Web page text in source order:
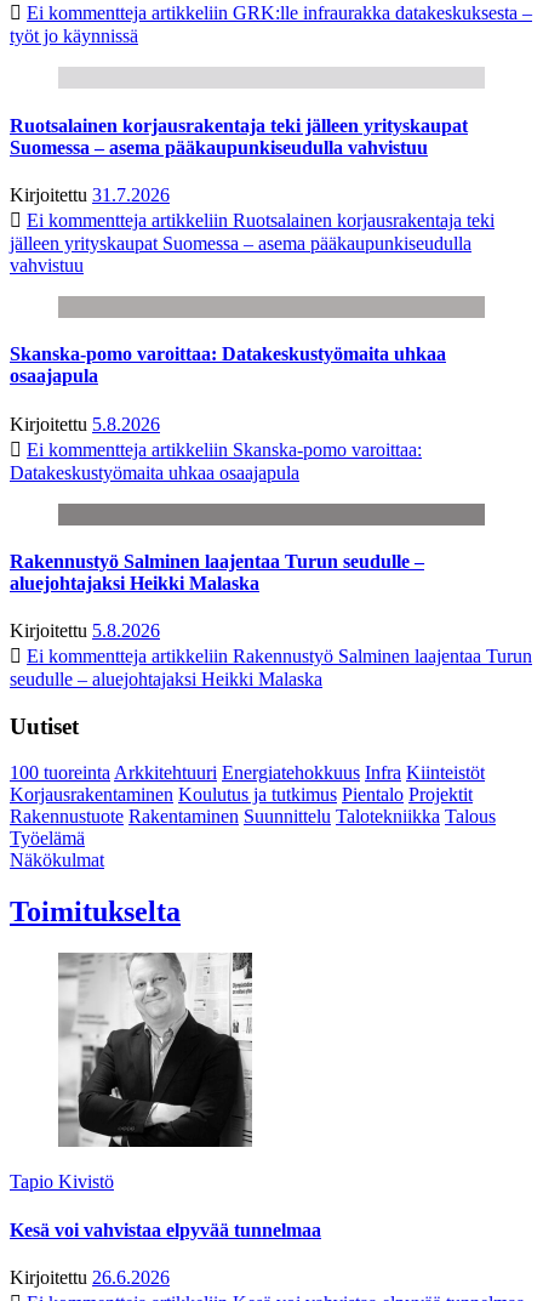
Ei kommentteja artikkeliin GRK:lle infraurakka datakeskuksesta –
työt jo käynnissä
Ruotsalainen korjausrakentaja teki jälleen yrityskaupat
Suomessa – asema pääkaupunkiseudulla vahvistuu
Kirjoitettu 31.7.2026
Ei kommentteja artikkeliin Ruotsalainen korjausrakentaja teki
jälleen yrityskaupat Suomessa – asema pääkaupunkiseudulla
vahvistuu
Skanska-pomo varoittaa: Datakeskustyömaita uhkaa
osaajapula
Kirjoitettu 5.8.2026
Ei kommentteja artikkeliin Skanska-pomo varoittaa:
Datakeskustyömaita uhkaa osaajapula
Rakennustyö Salminen laajentaa Turun seudulle –
aluejohtajaksi Heikki Malaska
Kirjoitettu 5.8.2026
Ei kommentteja artikkeliin Rakennustyö Salminen laajentaa Turun
seudulle – aluejohtajaksi Heikki Malaska
Uutiset
100 tuoreintaArkkitehtuuri Energiatehokkuus Infra Kiinteistöt
Korjausrakentaminen Koulutus ja tutkimus Pientalo Projektit
Rakennustuote Rakentaminen Suunnittelu Talotekniikka Talous
Työelämä
Näkökulmat
Toimitukselta
Tapio Kivistö
Kesä voi vahvistaa elpyvää tunnelmaa
Kirjoitettu 26.6.2026